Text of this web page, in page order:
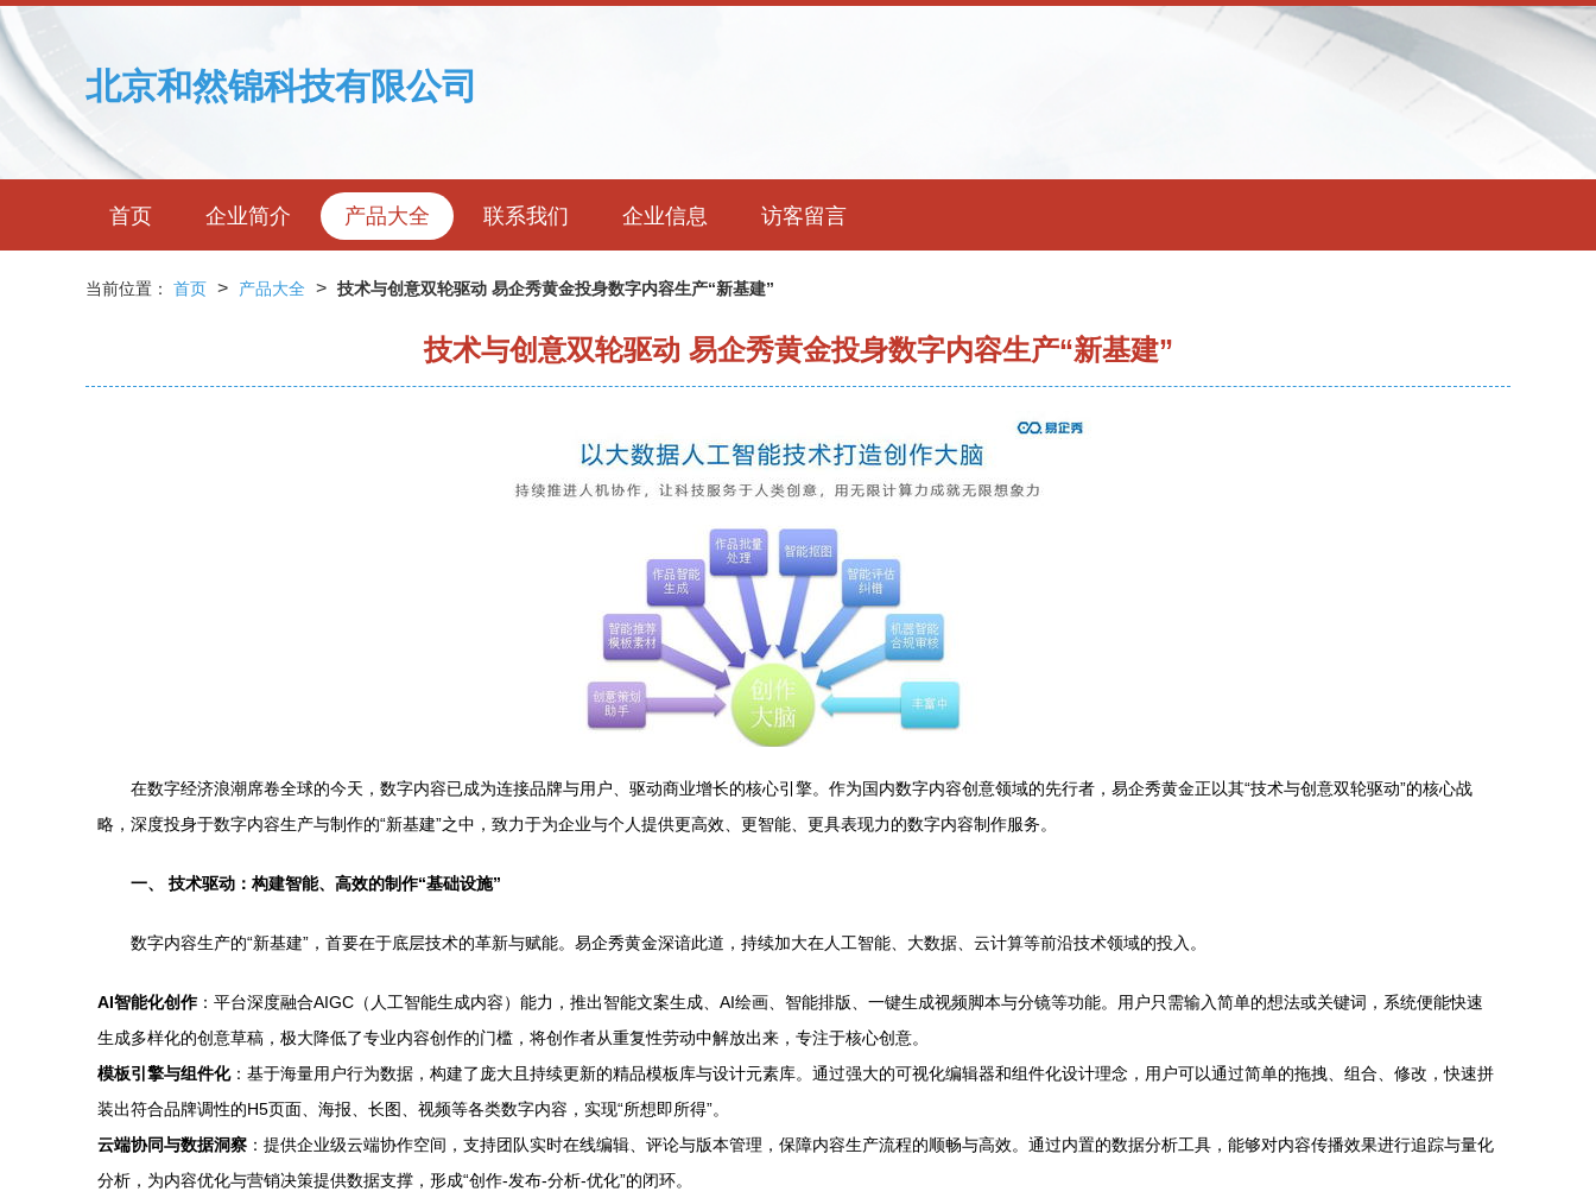
北京和然锦科技有限公司
首页 企业简介 产品大全 联系我们 企业信息 访客留言
当前位置： 首页 > 产品大全 > 技术与创意双轮驱动 易企秀黄金投身数字内容生产“新基建”
技术与创意双轮驱动 易企秀黄金投身数字内容生产“新基建”
在数字经济浪潮席卷全球的今天，数字内容已成为连接品牌与用户、驱动商业增长的核心引擎。作为国内数字内容创意领域的先行者，易企秀黄金正以其“技术与创意双轮驱动”的核心战
略，深度投身于数字内容生产与制作的“新基建”之中，致力于为企业与个人提供更高效、更智能、更具表现力的数字内容制作服务。
一、 技术驱动：构建智能、高效的制作“基础设施”
数字内容生产的“新基建”，首要在于底层技术的革新与赋能。易企秀黄金深谙此道，持续加大在人工智能、大数据、云计算等前沿技术领域的投入。
AI智能化创作：平台深度融合AIGC（人工智能生成内容）能力，推出智能文案生成、AI绘画、智能排版、一键生成视频脚本与分镜等功能。用户只需输入简单的想法或关键词，系统便能快速
生成多样化的创意草稿，极大降低了专业内容创作的门槛，将创作者从重复性劳动中解放出来，专注于核心创意。
模板引擎与组件化：基于海量用户行为数据，构建了庞大且持续更新的精品模板库与设计元素库。通过强大的可视化编辑器和组件化设计理念，用户可以通过简单的拖拽、组合、修改，快速拼
装出符合品牌调性的H5页面、海报、长图、视频等各类数字内容，实现“所想即所得”。
云端协同与数据洞察 ：提供企业级云端协作空间，支持团队实时在线编辑、评论与版本管理，保障内容生产流程的顺畅与高效。通过内置的数据分析工具，能够对内容传播效果进行追踪与量化
分析，为内容优化与营销决策提供数据支撑，形成“创作-发布-分析-优化”的闭环。